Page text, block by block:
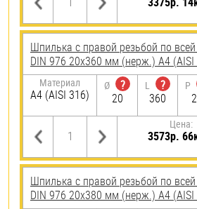
Шпилька с правой резьбой по
DIN 976 20х360 мм (нерж.) A4 (AISI
Материал
A4 (AISI 316)
Ø
?
20
L
?
360
P
Цена:
3573р.
Шпилька с правой резьбой по
DIN 976 20х380 мм (нерж.) A4 (AISI